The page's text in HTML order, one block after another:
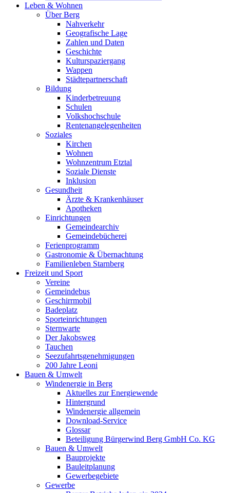
Leben & Wohnen
Über Berg
Nahverkehr
Geografische Lage
Zahlen und Daten
Geschichte
Kulturspaziergang
Wappen
Städtepartnerschaft
Bildung
Kinderbetreuung
Schulen
Volkshochschule
Rentenangelegenheiten
Soziales
Kirchen
Wohnen
Wohnzentrum Etztal
Soziale Dienste
Inklusion
Gesundheit
Ärzte & Krankenhäuser
Apotheken
Einrichtungen
Gemeindearchiv
Gemeindebücherei
Ferienprogramm
Gastronomie & Übernachtung
Familienleben Starnberg
Freizeit und Sport
Vereine
Gemeindebus
Geschirrmobil
Badeplatz
Sporteinrichtungen
Sternwarte
Der Jakobsweg
Tauchen
Seezufahrtsgenehmigungen
200 Jahre Leoni
Bauen & Umwelt
Windenergie in Berg
Aktuelles zur Energiewende
Hintergrund
Windenergie allgemein
Download-Service
Glossar
Beteiligung Bürgerwind Berg GmbH Co. KG
Bauen & Umwelt
Bauprojekte
Bauleitplanung
Gewerbegebiete
Gewerbe